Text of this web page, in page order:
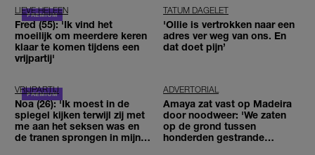
LIEVE HELEEN
Fred (55): 'Ik vind het
moeilijk om meerdere keren
klaar te komen tijdens een
vrijpartij'
TATUM DAGELET
'Ollie is vertrokken naar een
adres ver weg van ons. En
dat doet pijn’
VRIJPARTIJ
Noa (26): 'Ik moest in de
spiegel kijken terwijl zij met
me aan het seksen was en
de tranen sprongen in mijn
ADVERTORIAL
Amaya zat vast op Madeira
door noodweer: 'We zaten
op de grond tussen
honderden gestrande